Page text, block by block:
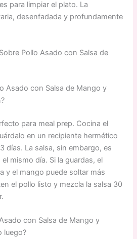
para limpiar el plato. La
desenfadada y profundamente
Pollo Asado con Salsa de
Asado con Salsa de Mango y
para meal prep. Cocina el
en un recipiente hermético
días. La salsa, sin embargo, es
mismo día. Si la guardas, el
y el mango puede soltar más
el pollo listo y mezcla la salsa 30
con Salsa de Mango y
luego?